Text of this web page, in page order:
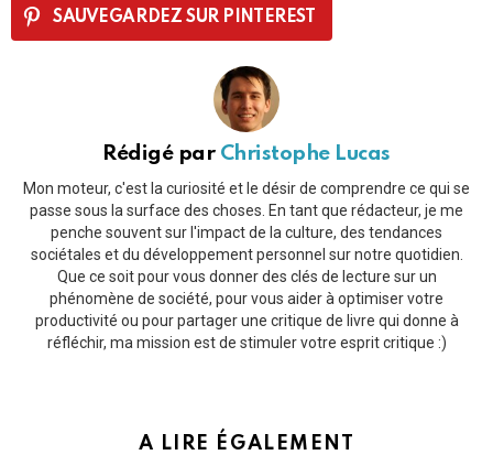
SAUVEGARDEZ SUR PINTEREST
Rédigé par Christophe Lucas
Mon moteur, c'est la curiosité et le désir de comprendre ce qui se
passe sous la surface des choses. En tant que rédacteur, je me
penche souvent sur l'impact de la culture, des tendances
sociétales et du développement personnel sur notre quotidien.
Que ce soit pour vous donner des clés de lecture sur un
phénomène de société, pour vous aider à optimiser votre
productivité ou pour partager une critique de livre qui donne à
réfléchir, ma mission est de stimuler votre esprit critique :)
A LIRE ÉGALEMENT